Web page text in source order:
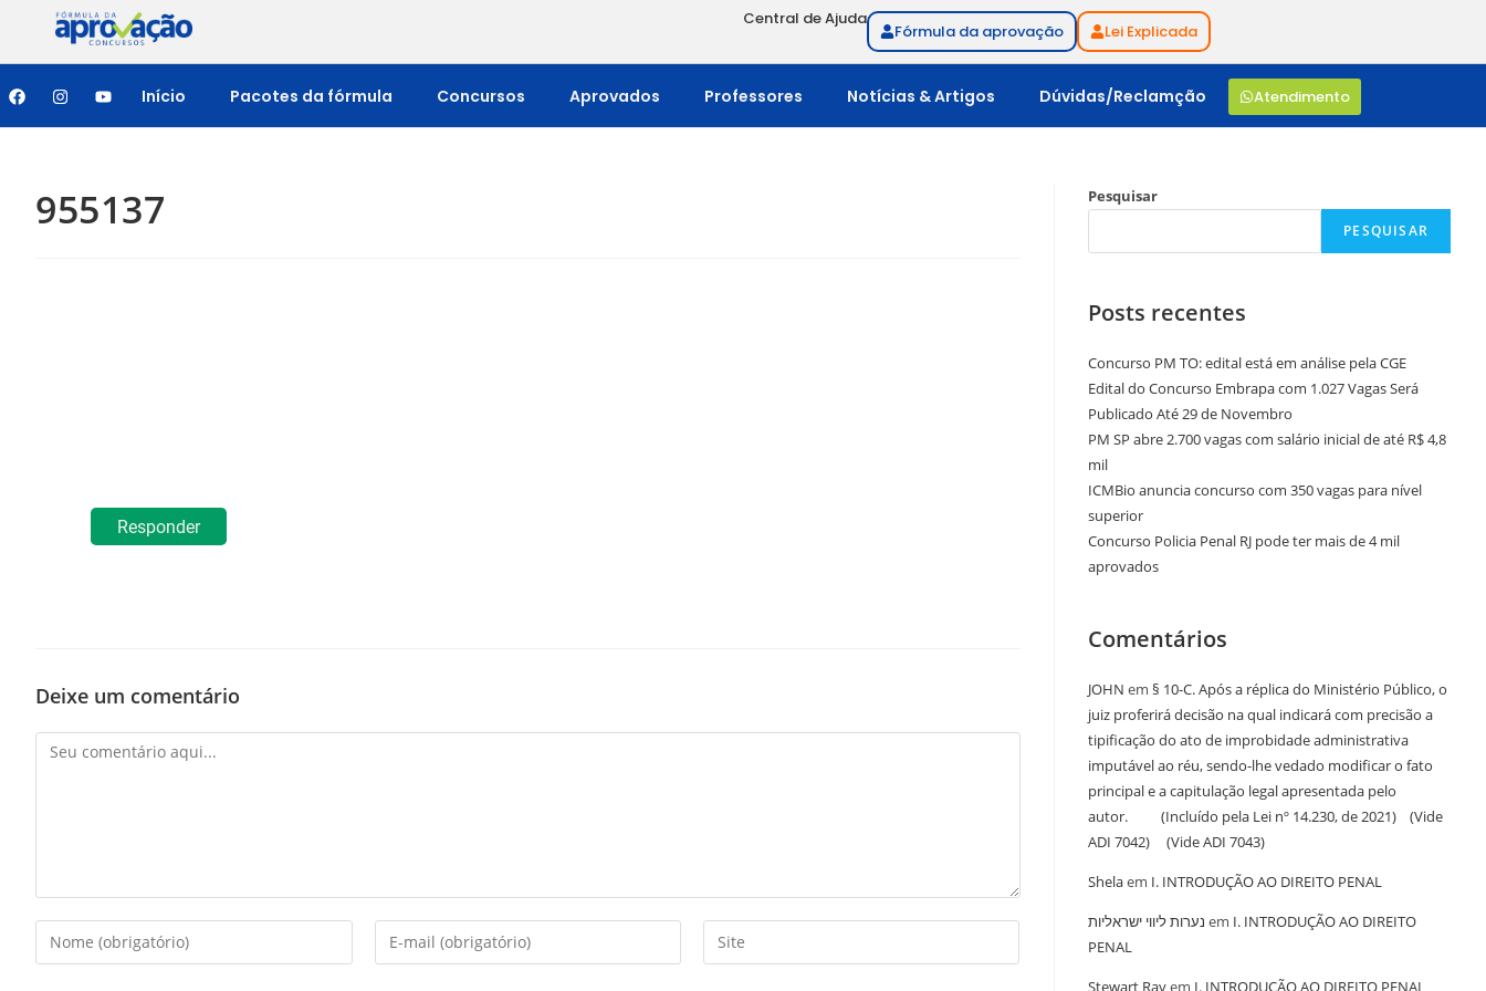
Central de Ajuda
Fórmula da aprovação Lei Explicada
Início Pacotes da fórmula Concursos Aprovados Professores Notícias & Artigos Dúvidas/Reclamção Atendimento
955137
Responder
Deixe um comentário
Pesquisar
PESQUISAR
Posts recentes
Concurso PM TO: edital está em análise pela CGE
Edital do Concurso Embrapa com 1.027 Vagas Será
Publicado Até 29 de Novembro
PM SP abre 2.700 vagas com salário inicial de até R$ 4,8
mil
ICMBio anuncia concurso com 350 vagas para nível
superior
Concurso Policia Penal RJ pode ter mais de 4 mil
aprovados
Comentários
JOHN em § 10-C. Após a réplica do Ministério Público, o
juiz proferirá decisão na qual indicará com precisão a
tipificação do ato de improbidade administrativa
imputável ao réu, sendo-lhe vedado modificar o fato
principal e a capitulação legal apresentada pelo
autor. (Incluído pela Lei nº 14.230, de 2021) (Vide
ADI 7042) (Vide ADI 7043)
Shelaem I. INTRODUÇÃO AO DIREITO PENAL
נערות ליווי ישראליות em I. INTRODUÇÃO AO DIREITO
PENAL
Stewart Rayem I. INTRODUÇÃO AO DIREITO PENAL